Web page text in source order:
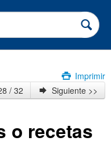
Imprimir
/ 32 Siguiente >>
o recetas